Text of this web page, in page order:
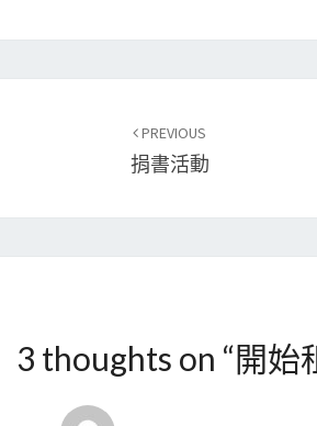
PREVIOUS
捐書活動
3 thoughts on “開始